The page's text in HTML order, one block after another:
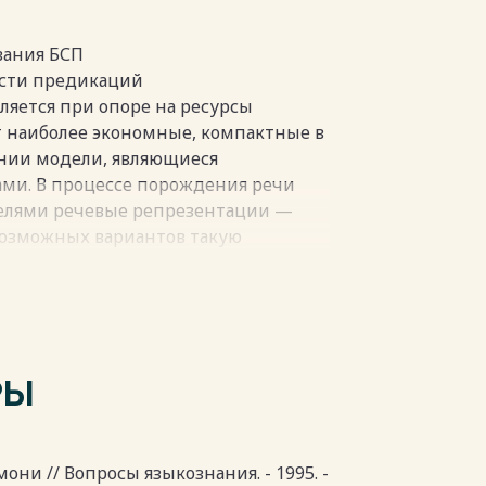
БСП
предикаций
при опоре на ресурсы
экономные, компактные в
модели, являющиеся
В процессе порождения речи
речевые репрезентации —
вариантов такую
некоторые из возможных
// Вопросы языкознания. - 1995. -